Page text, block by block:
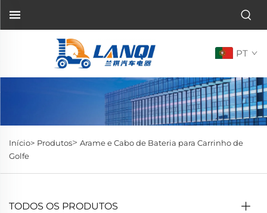
PT
Início> Produtos> Arame e Cabo de Bateria para Carrinho de
Golfe
TODOS OS PRODUTOS